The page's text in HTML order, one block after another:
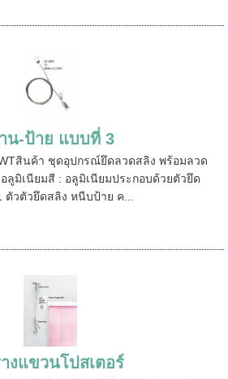
น-ป้าย แบบที่ 3
สินค้า ชุดอุปกรณ์ยึดลวดสลิง พร้อมลวด
ลูมิเนียมสี : อลูมิเนียมประกอบด้วยตัวยึด
วตัวยึดสลิง หนีบป้าย ค...
งแขวนโปสเตอร์